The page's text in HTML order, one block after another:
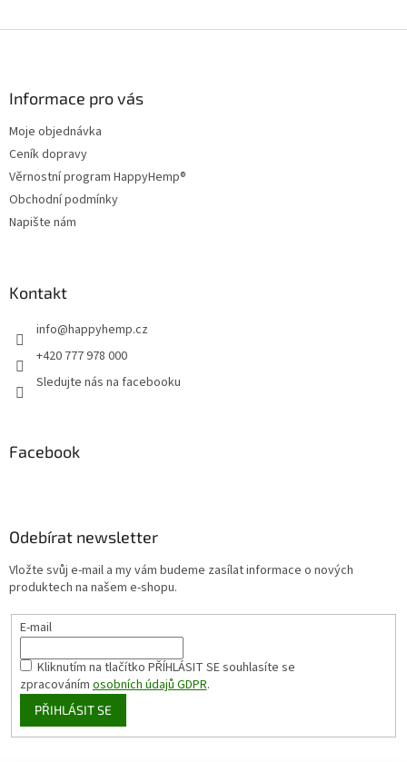
Informace pro vás
Moje objednávka
Ceník dopravy
Věrnostní program HappyHemp®
Obchodní podmínky
Napište nám
Kontakt
info@happyhemp.cz
+420 777 978 000
Sledujte nás na facebooku
Facebook
Odebírat newsletter
Vložte svůj e-mail a my vám budeme zasílat informace o nových
produktech na našem e-shopu.
E-mail
Kliknutím na tlačítko PŘÍHLÁSIT SEsouhlasíte se
zpracovánímosobních údajů GDPR.
PŘIHLÁSIT SE